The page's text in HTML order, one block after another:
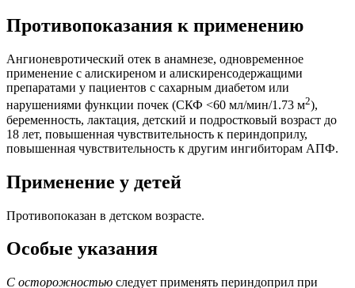
Противопоказания к применению
Ангионевротический отек в анамнезе, одновременное
применение с алискиреном и алискиренсодержащими
препаратами у пациентов с сахарным диабетом или
нарушениями функции почек (СКФ <60 мл/мин/1.73 м2),
беременность, лактация, детский и подростковый возраст до
18 лет, повышенная чувствительность к периндоприлу,
повышенная чувствительность к другим ингибиторам АПФ.
Применение у детей
Противопоказан в детском возрасте.
Особые указания
С осторожностью следует применять периндоприл при